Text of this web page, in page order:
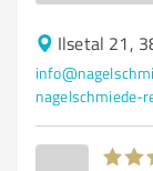
Ilsetal 21,
nagelschmiede-